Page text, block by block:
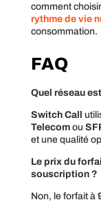
comment
rythme de vie
consommation.
FAQ
Quel réseau
Switch Call
Telecomou
et une qualité
Le prix du
souscription ?
Non, le forfait à